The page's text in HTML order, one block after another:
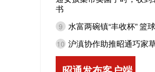
书
9 水富两碗镇“丰收杯” 篮
10 沪滇协作助推昭通巧家